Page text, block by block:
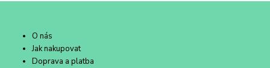
O nás
Jak nakupovat
Doprava a platba